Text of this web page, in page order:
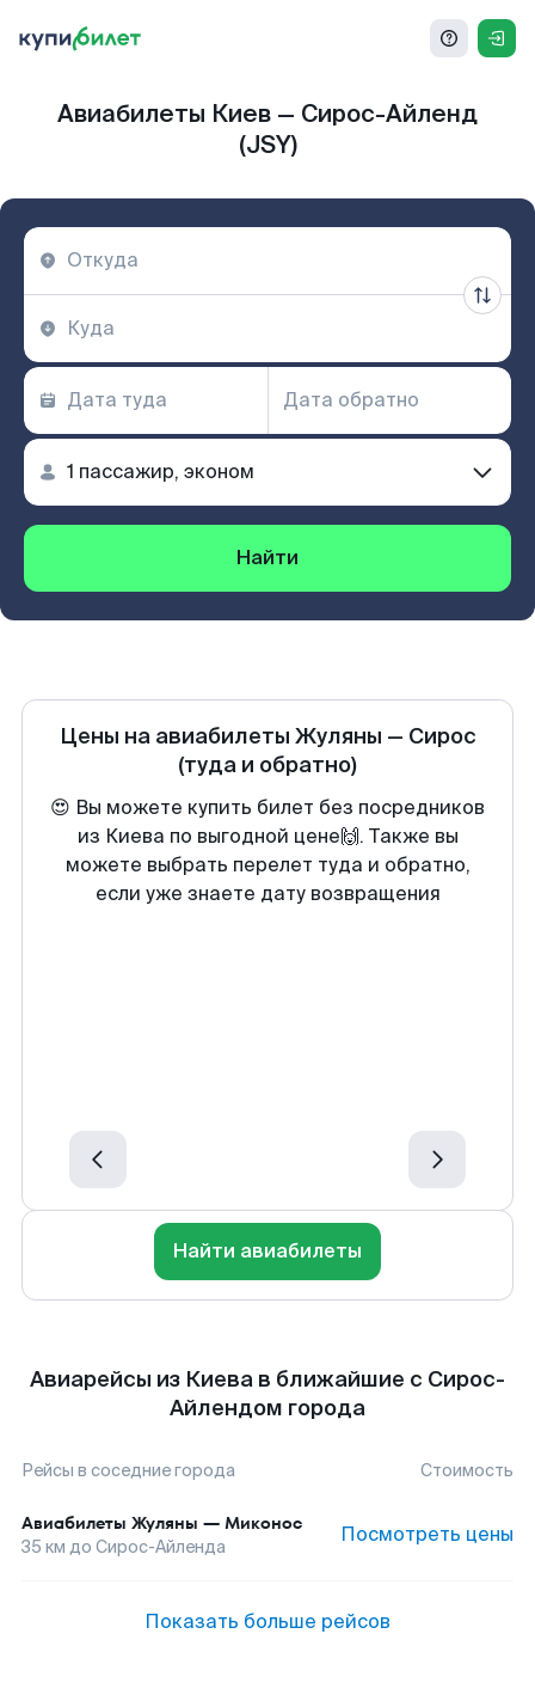
Авиабилеты Киев — Сирос-Айленд
(JSY)
Найти
Цены на авиабилеты Жуляны — Сирос
(туда и обратно)
😍 Вы можете купить билет без посредников
из Киева по выгодной цене🙌. Также вы
можете выбрать перелет туда и обратно,
если уже знаете дату возвращения
Найти авиабилеты
Авиарейсы из Киева в ближайшие с Сирос-
Айлендом города
Рейсы в соседние города Стоимость
Авиабилеты Жуляны — Миконос
35 км до Сирос-Айленда Посмотреть цены
Показать больше рейсов